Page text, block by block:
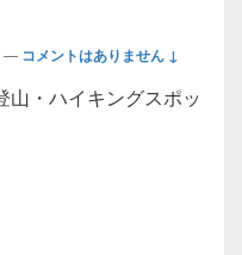
— コメントはありません ↓
山・ハイキングスポッ